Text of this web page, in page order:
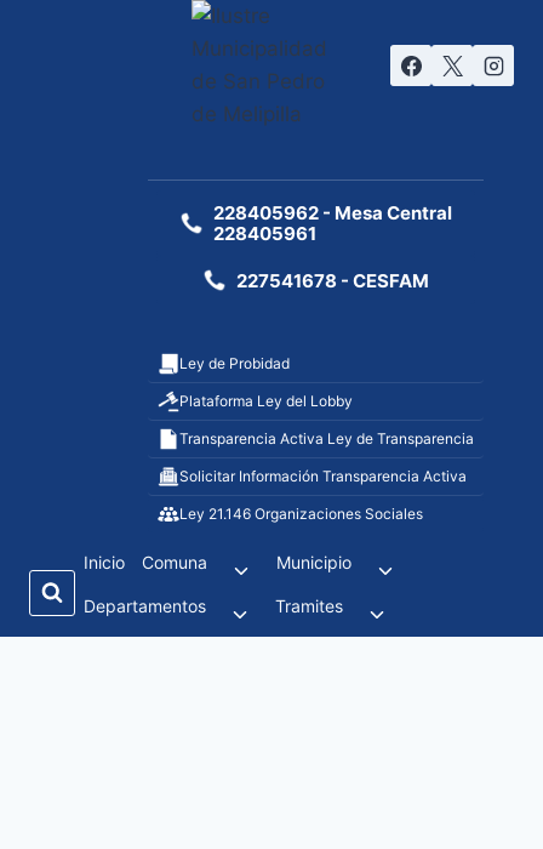
228405962 - Mesa Central
228405961
227541678 - CESFAM
Ley de Probidad
Plataforma Ley del Lobby
Transparencia Activa Ley de Transparencia
Solicitar Información Transparencia Activa
Ley 21.146 Organizaciones Sociales
Inicio Comuna Municipio
Departamentos Tramites